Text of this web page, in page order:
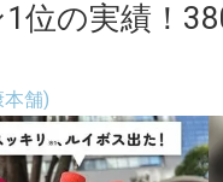
位の実績！
舗)